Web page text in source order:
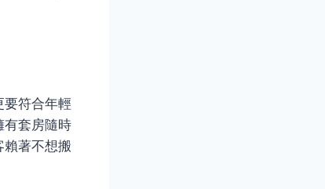
符合年輕
有套房隨時
著不想搬